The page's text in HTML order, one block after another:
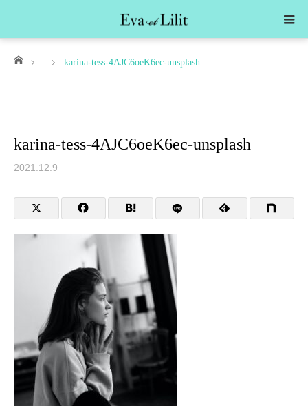
ホーム karina-tess-4AJC6oeK6ec-unsplash
karina-tess-4AJC6oeK6ec-unsplash
2021.12.9